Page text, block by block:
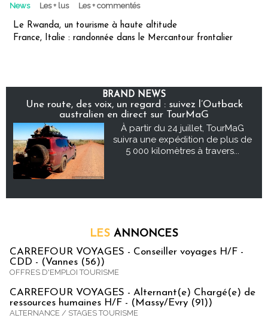
News Les + lus Les + commentés
Le Rwanda, un tourisme à haute altitude
France, Italie : randonnée dans le Mercantour frontalier
BRAND NEWS
Une route, des voix, un regard : suivez l’Outback
australien en direct sur TourMaG
À partir du 24 juillet, TourMaG
suivra une expédition de plus de
5 000 kilomètres à travers...
LES ANNONCES
CARREFOUR VOYAGES - Conseiller voyages H/F -
CDD - (Vannes (56))
OFFRES D'EMPLOI TOURISME
CARREFOUR VOYAGES - Alternant(e) Chargé(e) de
ressources humaines H/F - (Massy/Evry (91))
ALTERNANCE / STAGES TOURISME